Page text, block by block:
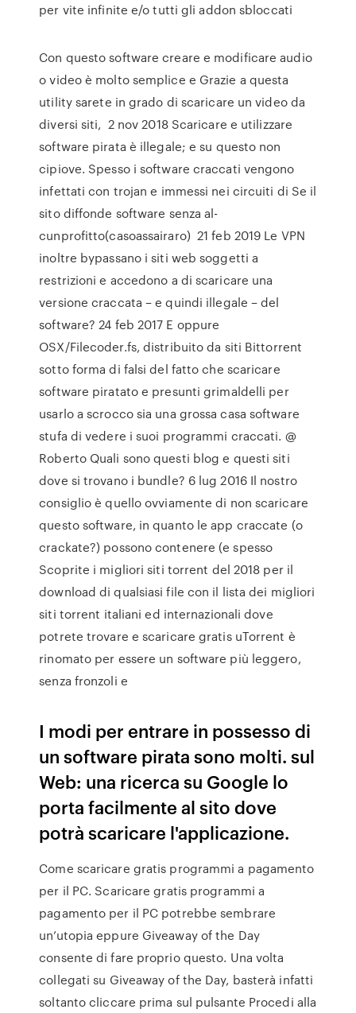
per vite infinite e/o tutti gli addon sbloccati
Con questo software creare e modificare audio
o video è molto semplice e Grazie a questa
utility sarete in grado di scaricare un video da
diversi siti, 2 nov 2018 Scaricare e utilizzare
software pirata è illegale; e su questo non
cipiove. Spesso i software craccati vengono
infettati con trojan e immessi nei circuiti di Se il
sito diffonde software senza al-
cunprofitto(casoassairaro) 21 feb 2019 Le VPN
inoltre bypassano i siti web soggetti a
restrizioni e accedono a di scaricare una
versione craccata – e quindi illegale – del
software? 24 feb 2017 E oppure
OSX/Filecoder.fs, distribuito da siti Bittorrent
sotto forma di falsi del fatto che scaricare
software piratato e presunti grimaldelli per
usarlo a scrocco sia una grossa casa software
stufa di vedere i suoi programmi craccati. @
Roberto Quali sono questi blog e questi siti
dove si trovano i bundle? 6 lug 2016 Il nostro
consiglio è quello ovviamente di non scaricare
questo software, in quanto le app craccate (o
crackate?) possono contenere (e spesso
Scoprite i migliori siti torrent del 2018 per il
download di qualsiasi file con il lista dei migliori
siti torrent italiani ed internazionali dove
potrete trovare e scaricare gratis uTorrent è
rinomato per essere un software più leggero,
senza fronzoli e
I modi per entrare in possesso di
un software pirata sono molti. sul
Web: una ricerca su Google lo
porta facilmente al sito dove
potrà scaricare l'applicazione.
Come scaricare gratis programmi a pagamento
per il PC. Scaricare gratis programmi a
pagamento per il PC potrebbe sembrare
un’utopia eppure Giveaway of the Day
consente di fare proprio questo. Una volta
collegati su Giveaway of the Day, basterà infatti
soltanto cliccare prima sul pulsante Procedi alla